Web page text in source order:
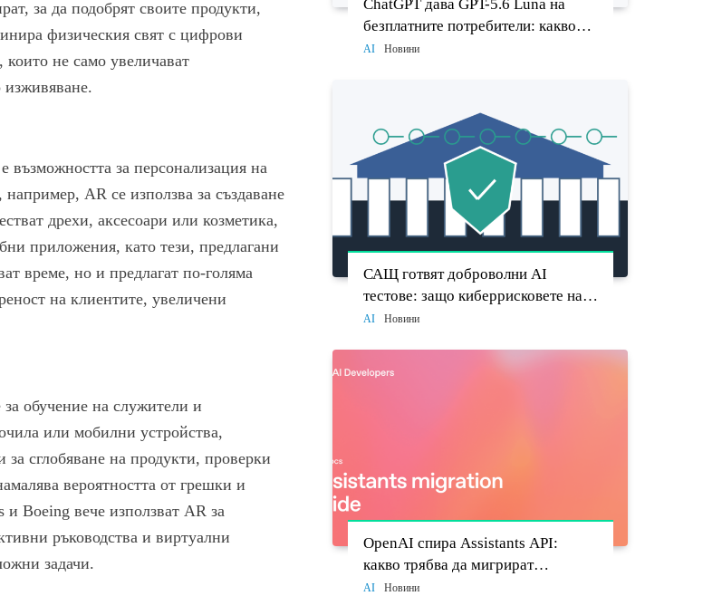
за да подобрят своите продукти,
физическия свят с цифрови
не само увеличават
изживяване.
възможността за персонализация на
AR се използва за създаване
дрехи, аксесоари или козметика,
приложения, като тези, предлагани
време, но и предлагат по-голяма
на клиентите, увеличени
обучение на служители и
или мобилни устройства,
сглобяване на продукти, проверки
вероятността от грешки и
Boeing вече използват AR за
ръководства и виртуални
задачи.
ChatGPT дава GPT-5.6 Luna на
безплатните потребители: какво
променят Think бутонът и новият
AI Новини
САЩ готвят доброволни AI
тестове: защо киберрисковете на
моделите стават политически
AI Новини
OpenAI спира Assistants API:
какво трябва да мигрират
разработчиците до 26 август
AI Новини